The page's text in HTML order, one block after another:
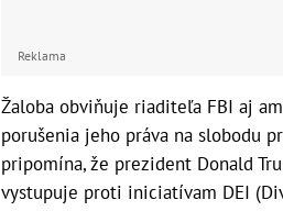
Reklama
Žaloba obviňuje riaditeľa FBI aj
porušenia jeho práva na slobodu
pripomína, že prezident Donald
vystupuje proti iniciatívam DEI